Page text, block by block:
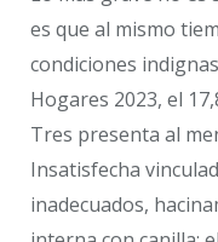
es que al mismo
condiciones
Hogares 2023, el
Tres presenta al
Insatisfecha
inadecuados,